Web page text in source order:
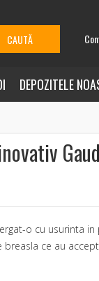
DEPOZITELE
o cu usurinta in
ce au